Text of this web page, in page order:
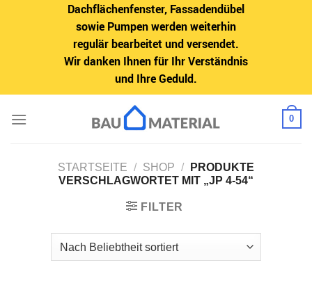
Dachflächenfenster, Fassadendübel
sowie Pumpen werden weiterhin
regulär bearbeitet und versendet.
Wir danken Ihnen für Ihr Verständnis
und Ihre Geduld.
Inhalt
0
STARTSEITE / SHOP /
PRODUKTE
VERSCHLAGWORTET MIT „JP 4-54“
FILTER